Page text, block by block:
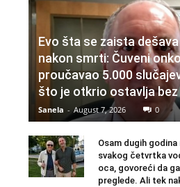
Evo šta se zaista
nakon smrti: Čuveni
proučavao 5.000
što je otkrio ostavlja
Sanela - August 7, 2026 0
Osam dugih
svakog četvrtka
oca, govoreći da
preglede. Ali tek